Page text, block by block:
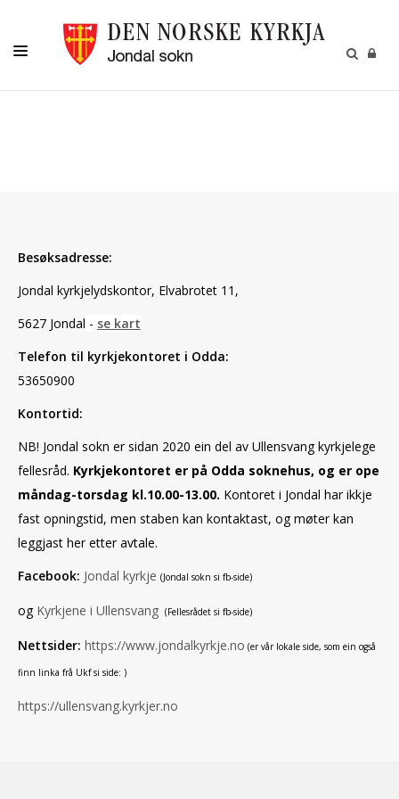
Besøksadresse:
Jondal kyrkjelydskontor, Elvabrotet 11,
5627 Jondal - se kart
Telefon til kyrkjekontoret i Odda:
53650900
Kontortid:
NB! Jondal sokn er sidan 2020 ein del av Ullensvang kyrkjelege
fellesråd. Kyrkjekontoret er på Odda soknehus, og er ope
måndag-torsdag kl.10.00-13.00. Kontoret i Jondal har ikkje
fast opningstid, men staben kan kontaktast, og møter kan
leggjast her etter avtale.
Facebook: Jondal kyrkje (Jondal sokn si fb-side)
og Kyrkjene i Ullensvang (Fellesrådet si fb-side)
Nettsider: https://www.jondalkyrkje.no (er vår lokale side, som ein også
finn linka frå Ukf si side: )
https://ullensvang.kyrkjer.no